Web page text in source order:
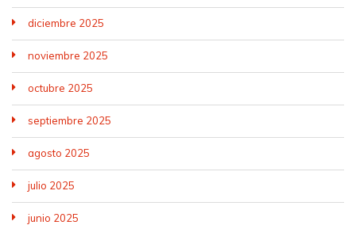
diciembre 2025
noviembre 2025
octubre 2025
septiembre 2025
agosto 2025
julio 2025
junio 2025